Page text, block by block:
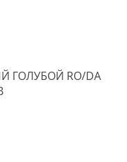
ГОЛУБОЙ RO/DA